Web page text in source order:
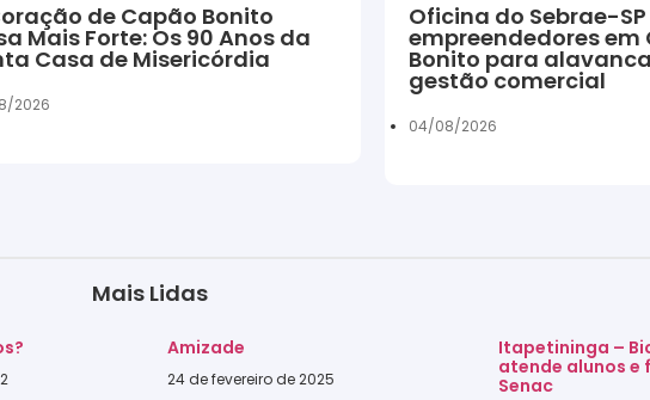
de Capão Bonito
Mais Forte: Os 90 Anos da
Casa de Misericórdia
2026
Oficina do Sebrae-
empreendedores em
Bonito para
gestão comercial
04/08/2026
Mais Lidas
Amizade
24 de fevereiro de 2025
Itapetininga –
atende alunos e
Senac